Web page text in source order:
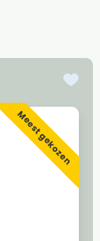
Meest gekozen